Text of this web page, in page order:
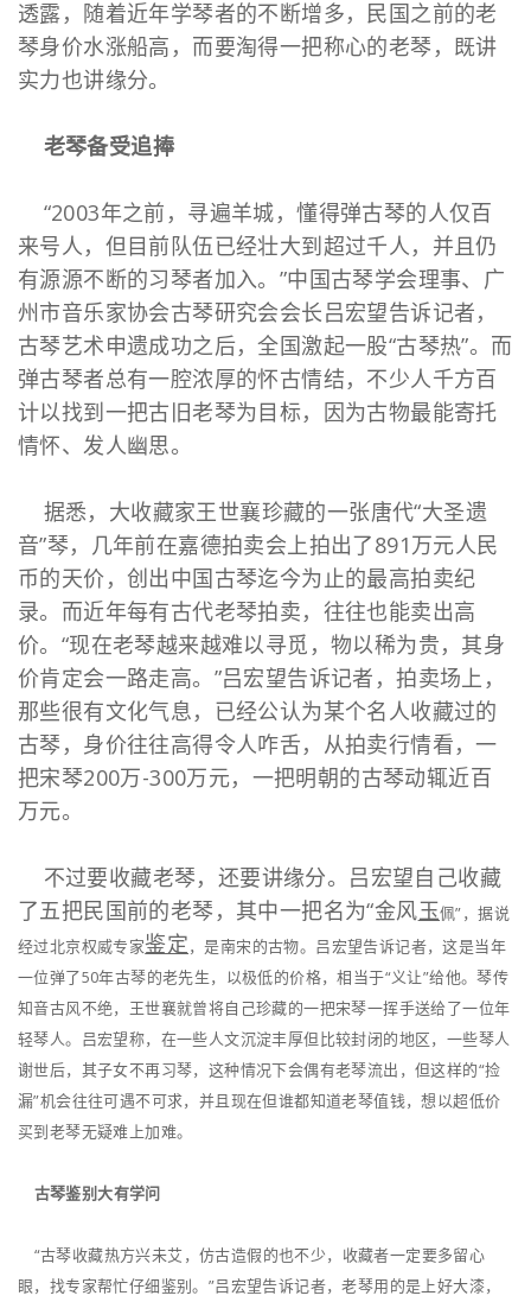
透露，随着近年学琴者的不断增多，民国之前的老
琴身价水涨船高，而要淘得一把称心的老琴，既讲
实力也讲缘分。
老琴备受追捧
“2003年之前，寻遍羊城，懂得弹古琴的人仅百
来号人，但目前队伍已经壮大到超过千人，并且仍
有源源不断的习琴者加入。”中国古琴学会理事、广
州市音乐家协会古琴研究会会长吕宏望告诉记者，
古琴艺术申遗成功之后，全国激起一股“古琴热”。而
弹古琴者总有一腔浓厚的怀古情结，不少人千方百
计以找到一把古旧老琴为目标，因为古物最能寄托
情怀、发人幽思。
据悉，大收藏家王世襄珍藏的一张唐代“大圣遗
音”琴，几年前在嘉德拍卖会上拍出了891万元人民
币的天价，创出中国古琴迄今为止的最高拍卖纪
录。而近年每有古代老琴拍卖，往往也能卖出高
价。“现在老琴越来越难以寻觅，物以稀为贵，其身
价肯定会一路走高。”吕宏望告诉记者，拍卖场上，
那些很有文化气息，已经公认为某个名人收藏过的
古琴，身价往往高得令人咋舌，从拍卖行情看，一
把宋琴200万-300万元，一把明朝的古琴动辄近百
万元。
不过要收藏老琴，还要讲缘分。吕宏望自己收藏
了五把民国前的老琴，其中一把名为“金风玉佩”，据说
经过北京权威专家鉴定，是南宋的古物。吕宏望告诉记者，这是当年
一位弹了50年古琴的老先生，以极低的价格，相当于“义让”给他。琴传
知音古风不绝，王世襄就曾将自己珍藏的一把宋琴一挥手送给了一位年
轻琴人。吕宏望称，在一些人文沉淀丰厚但比较封闭的地区，一些琴人
谢世后，其子女不再习琴，这种情况下会偶有老琴流出，但这样的“捡
漏”机会往往可遇不可求，并且现在但谁都知道老琴值钱，想以超低价
买到老琴无疑难上加难。
古琴鉴别大有学问
“古琴收藏热方兴未艾，仿古造假的也不少，收藏者一定要多留心
眼，找专家帮忙仔细鉴别。”吕宏望告诉记者，老琴用的是上好大漆，